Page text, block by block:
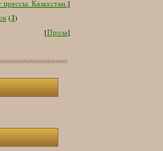
Казахстан.]
(1)
[Проза]